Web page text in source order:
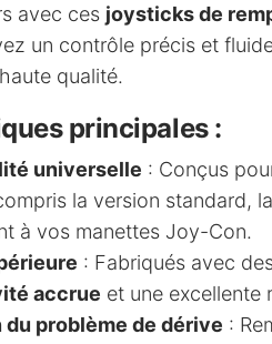
avec ces joysticks de
un contrôle précis et
qualité.
principales :
universelle : Conçus
la version standard,
à vos manettes Joy-Con.
: Fabriqués avec
accrue et une excellente
du problème de dérive :